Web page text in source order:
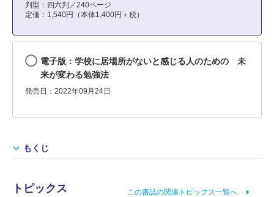
判型：四六判／240ページ
定価：1,540円（本体1,400円＋税）
電子版：学校に居場所がないと感じる人のための 未
来が変わる勉強法
発売日：2022年09月24日
もくじ
トピックス この書誌の関連トピックス一覧へ